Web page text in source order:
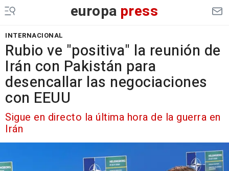
europa press
INTERNACIONAL
Rubio ve "positiva" la reunión de
Irán con Pakistán para
desencallar las negociaciones
con EEUU
Sigue en directo la última hora de la guerra en
Irán